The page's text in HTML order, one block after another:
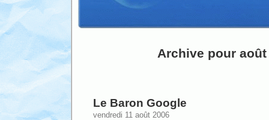
Archive pour août
Le Baron Google
vendredi 11 août 2006